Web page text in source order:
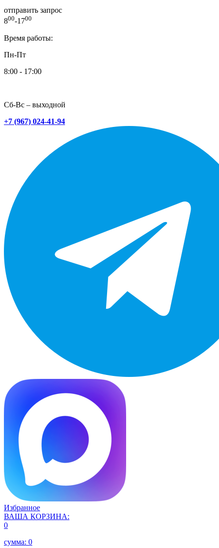
отправить запрос
800-1700
Время работы:
Пн-Пт
8:00 - 17:00
Сб-Вс – выходной
+7 (967) 024-41-94
Избранное
ВАША КОРЗИНА:
0
сумма: 0